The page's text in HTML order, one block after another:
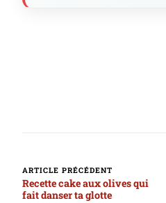
Navigation d’article
ARTICLE PRÉCÉDENT
Recette cake aux olives qui
fait danser ta glotte